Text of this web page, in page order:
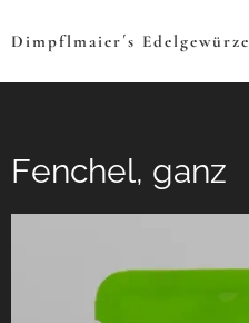
Dimpflmaier´s Edelgewürze
Fenchel, ganz